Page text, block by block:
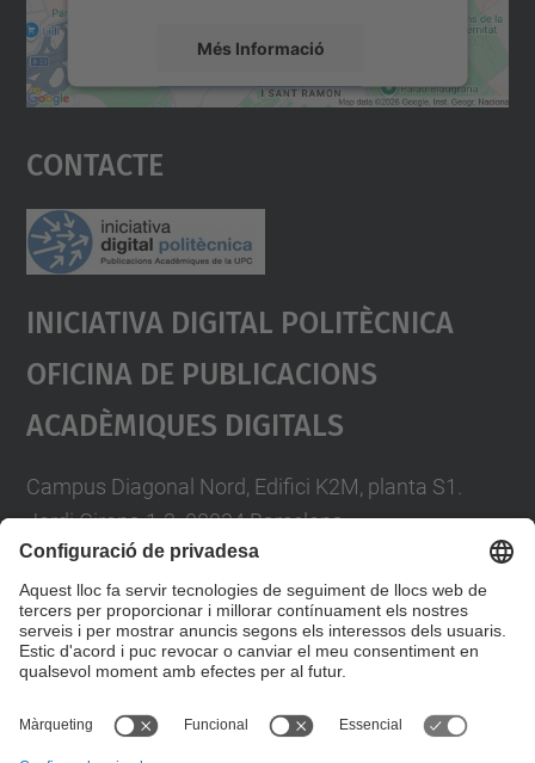
Més Informació
Accepta
powered by
Contacte
Iniciativa Digital Politècnica
Oficina De Publicacions
Acadèmiques Digitals
Campus Diagonal Nord, Edifici K2M, planta S1.
Jordi Girona 1-3. 08034 Barcelona
A/e:info.idp@upc.edu
Formulari de contacte